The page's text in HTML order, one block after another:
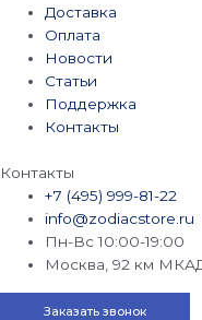
Доставка
Оплата
Новости
Статьи
Поддержка
Контакты
Контакты
+7 (495) 999-81-22
info@zodiacstore.ru
Пн-Вс 10:00-19:00
Москва, 92 км
Заказать звонок